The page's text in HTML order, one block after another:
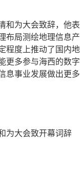
为大会致辞，他表
布局测绘地理信息产
程度上推动了国内地
更多参与海西的数字
息事业发展做出更多
为大会致开幕词辞